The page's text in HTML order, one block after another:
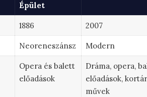
Épület
1886 2007
Neoreneszánsz Modern
Opera és balett
előadások
Dráma, opera,
előadások,
művek